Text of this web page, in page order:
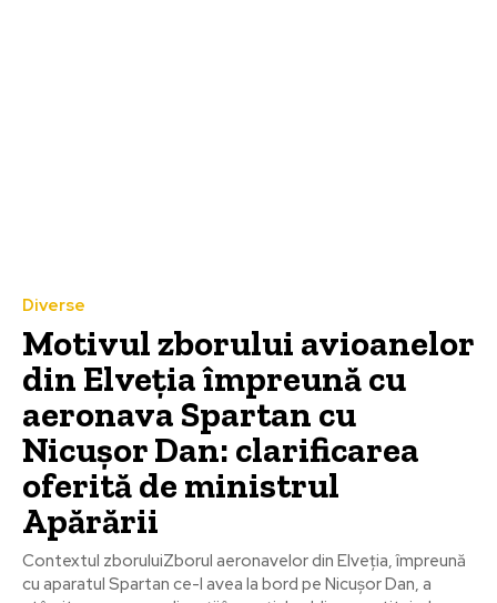
Diverse
Motivul zborului avioanelor
din Elveția împreună cu
aeronava Spartan cu
Nicușor Dan: clarificarea
oferită de ministrul
Apărării
Contextul zboruluiZborul aeronavelor din Elveția, împreună
cu aparatul Spartan ce-l avea la bord pe Nicușor Dan, a